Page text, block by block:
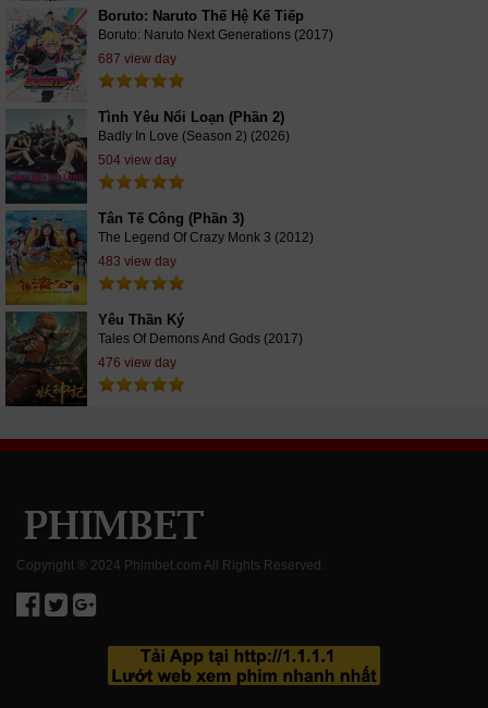
Boruto: Naruto Thế Hệ Kế Tiếp
Boruto: Naruto Next Generations (2017)
687 view day
Tình Yêu Nổi Loạn (Phần 2)
Badly In Love (Season 2) (2026)
504 view day
Tân Tế Công (Phần 3)
The Legend Of Crazy Monk 3 (2012)
483 view day
Yêu Thần Ký
Tales Of Demons And Gods (2017)
476 view day
Copyright ® 2024 Phimbet.com All Rights Reserved.